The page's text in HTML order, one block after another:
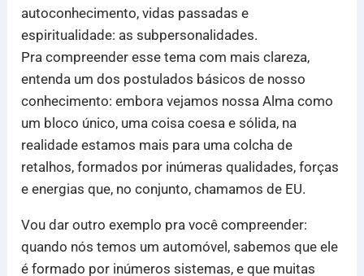
autoconhecimento, vidas passadas e
espiritualidade: as subpersonalidades.
Pra compreender esse tema com mais clareza,
entenda um dos postulados básicos de nosso
conhecimento: embora vejamos nossa Alma como
um bloco único, uma coisa coesa e sólida, na
realidade estamos mais para uma colcha de
retalhos, formados por inúmeras qualidades, forças
e energias que, no conjunto, chamamos de EU.
Vou dar outro exemplo pra você compreender:
quando nós temos um automóvel, sabemos que ele
é formado por inúmeros sistemas, e que muitas